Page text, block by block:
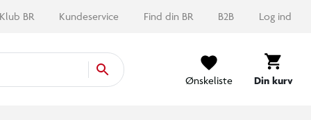
Klub BR Kundeservice Find din BR B2B Log ind
Ønskeliste Din kurv